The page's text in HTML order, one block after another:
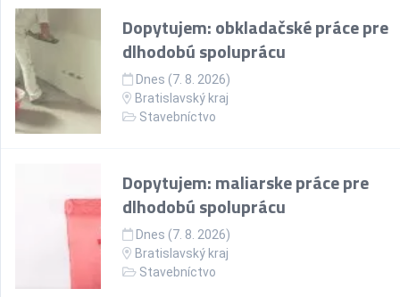
Dopytujem: obkladačské práce pre
dlhodobú spoluprácu
Dnes (7. 8. 2026)
Bratislavský kraj
Stavebníctvo
Dopytujem: maliarske práce pre
dlhodobú spoluprácu
Dnes (7. 8. 2026)
Bratislavský kraj
Stavebníctvo